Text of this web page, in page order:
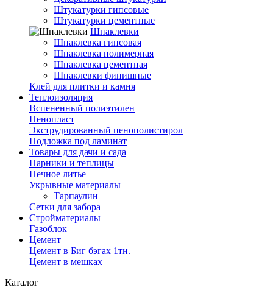
Штукатурки гипсовые
Штукатурки цементные
Шпаклевки
Шпаклевка гипсовая
Шпаклевка полимерная
Шпаклевка цементная
Шпаклевки финишные
Клей для плитки и камня
Теплоизоляция
Вспененный полиэтилен
Пенопласт
Экструдированный пенополистирол
Подложка под ламинат
Товары для дачи и сада
Парники и теплицы
Печное литье
Укрывные материалы
Тарпаулин
Сетки для забора
Стройматериалы
Газоблок
Цемент
Цемент в Биг бэгах 1тн.
Цемент в мешках
Каталог